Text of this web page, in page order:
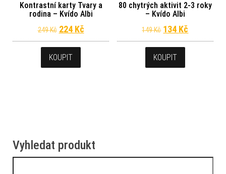
Kontrastní karty Tvary a
rodina – Kvído Albi
249Kč Původní cena byla: 249 Kč.
224 KčAktuální cena je: 224 Kč.
KOUPIT
80 chytrých aktivit 2-3 roky
– Kvído Albi
149Kč Původní cena
134 Kč
KOUPIT
Vyhledat produkt